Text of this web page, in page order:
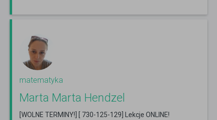
matematyka
Marta Marta Hendzel
[WOLNE TERMINY!] [ 730-125-129] Lekcje ONLINE!